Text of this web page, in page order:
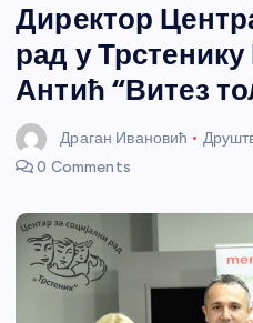
и
Директор
рад у
Антић “Витез
Драган Ивановић
0 Comments